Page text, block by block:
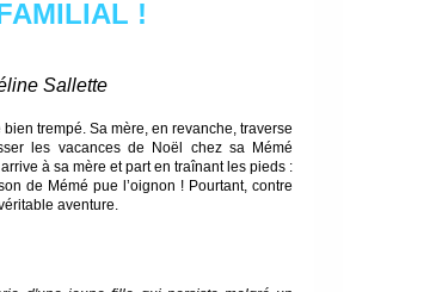
!
Sallette
trempé. Sa mère, en revanche, traverse
les vacances de Noël chez sa Mémé
à sa mère et part en traînant les pieds :
de Mémé pue l’oignon ! Pourtant, contre
aventure.